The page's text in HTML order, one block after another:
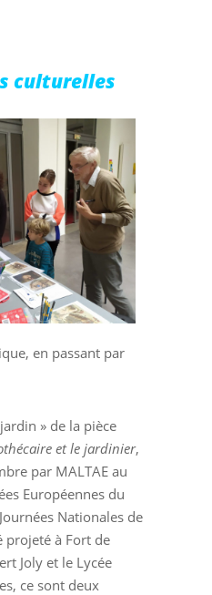
culturelles
en passant par
» de la pièce
et le jardinier,
par MALTAE au
Européennes du
Nationales de
projeté à Fort de
Joly et le Lycée
ce sont deux